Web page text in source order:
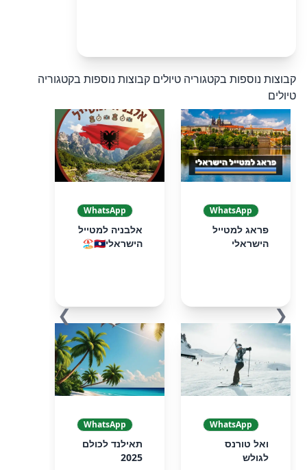
קבוצות נוספות בקטגוריה טיולים קבוצות נוספות בקטגוריה
טיולים
❮
WhatsApp
פראג למטייל
הישראלי
WhatsApp
אלבניה למטייל
הישראלי🇦🇱🏖️
WhatsApp
ואל טורנס
לגולש
WhatsApp
תאילנד לכולם
2025
❯